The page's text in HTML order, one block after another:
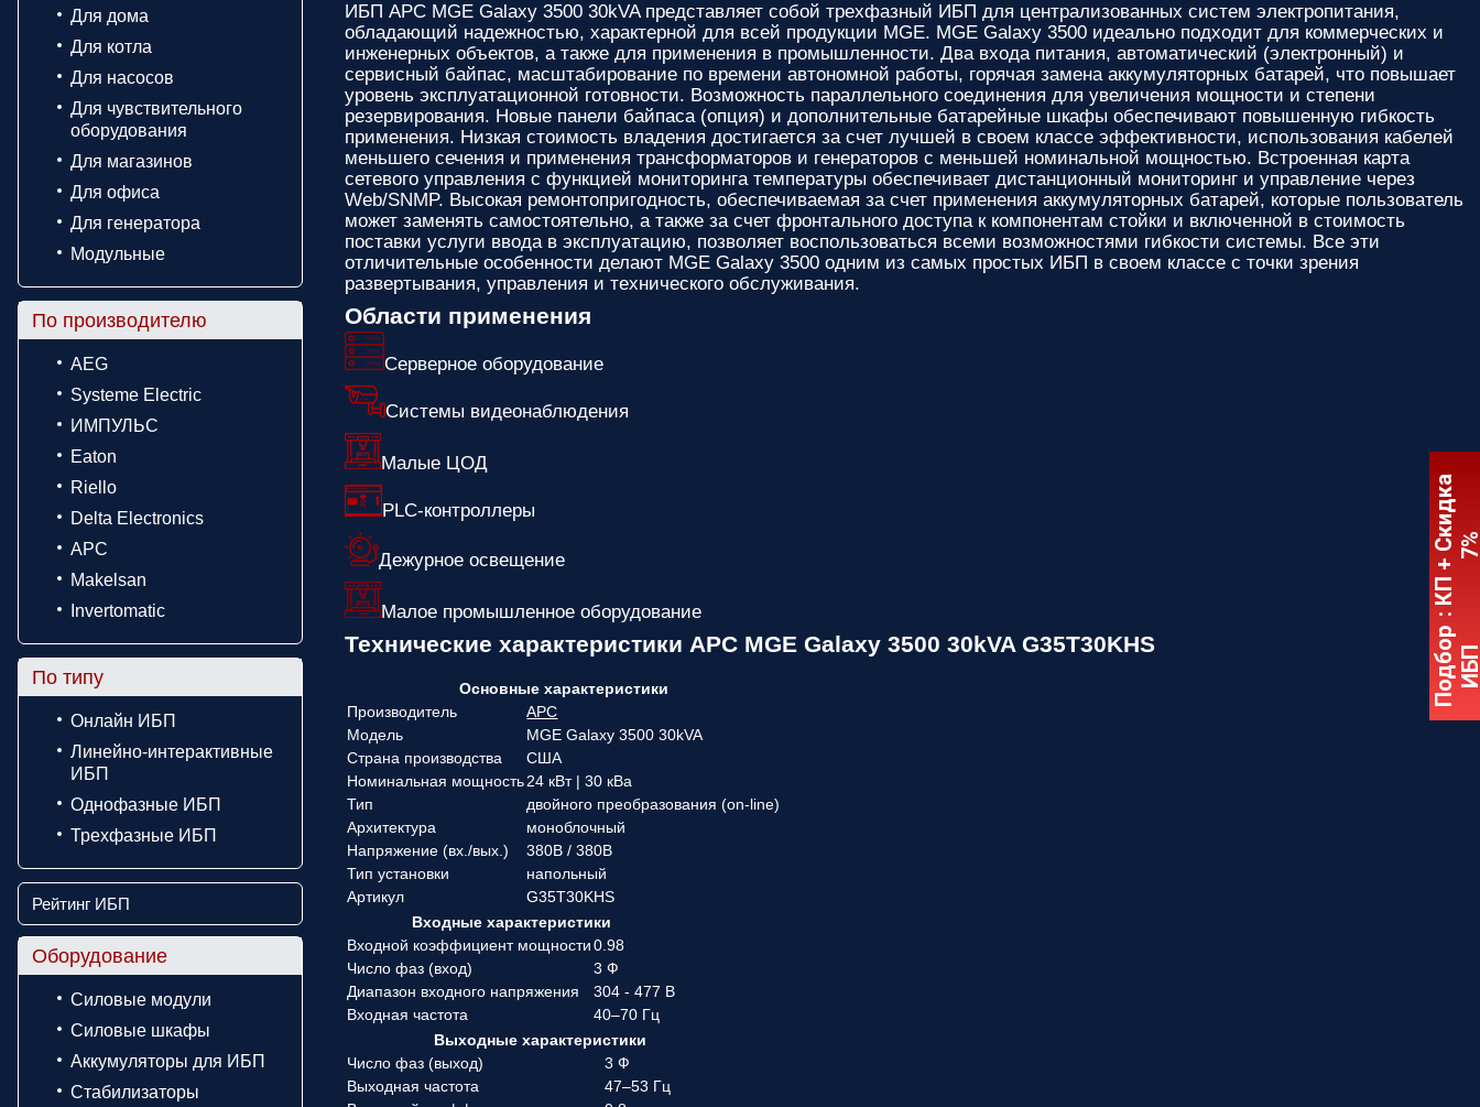
Для дома
Для котла
Для насосов
Для чувствительного
оборудования
Для магазинов
Для офиса
Для генератора
Модульные
По производителю
AEG
Systeme Electric
ИМПУЛЬС
Eaton
Riello
Delta Electronics
APC
Makelsan
Invertomatic
По типу
Онлайн ИБП
Линейно-интерактивные
ИБП
Однофазные ИБП
Трехфазные ИБП
Рейтинг ИБП
Оборудование
Силовые модули
Силовые шкафы
Аккумуляторы для ИБП
Стабилизаторы
ИБП APC MGE Galaxy 3500 30kVAпредставляет собой трехфазный ИБП для централизованных систем электропитания,
обладающий надежностью, характерной для всей продукции MGE. MGE Galaxy 3500 идеально подходит для коммерческих и
инженерных объектов, а также для применения в промышленности. Два входа питания, автоматический (электронный) и
сервисный байпас, масштабирование по времени автономной работы, горячая замена аккумуляторных батарей, что повышает
уровень эксплуатационной готовности. Возможность параллельного соединения для увеличения мощности и степени
резервирования. Новые панели байпаса (опция) и дополнительные батарейные шкафы обеспечивают повышенную гибкость
применения. Низкая стоимость владения достигается за счет лучшей в своем классе эффективности, использования кабелей
меньшего сечения и применения трансформаторов и генераторов с меньшей номинальной мощностью. Встроенная карта
сетевого управления с функцией мониторинга температуры обеспечивает дистанционный мониторинг и управление через
Web/SNMP. Высокая ремонтопригодность, обеспечиваемая за счет применения аккумуляторных батарей, которые пользователь
может заменять самостоятельно, а также за счет фронтального доступа к компонентам стойки и включенной в стоимость
поставки услуги ввода в эксплуатацию, позволяет воспользоваться всеми возможностями гибкости системы. Все эти
отличительные особенности делают MGE Galaxy 3500 одним из самых простых ИБП в своем классе с точки зрения
развертывания, управления и технического обслуживания.
Области применения
Серверное оборудование
Системы видеонаблюдения
Малые ЦОД
PLC-контроллеры
Дежурное освещение
Малое промышленное оборудование
Технические характеристики APC MGE Galaxy 3500 30kVA G35T30KHS
Основные характеристики
Производитель
APC
Модель
MGE Galaxy 3500 30kVA
Страна производства
США
Номинальная мощность24 кВт | 30 кВа
Тип
двойного преобразования (on-line)
Архитектура
моноблочный
Напряжение (вx./вых.)
380В / 380В
Тип установки
напольный
Артикул
G35T30KHS
Входные характеристики
Входной коэффициент мощности 0.98
Число фаз (вход)
3 Ф
Диапазон входного напряжения
304 - 477 В
Входная частота
40–70 Гц
Выходные характеристики
Число фаз (выход)
3 Ф
Выходная частота
47–53 Гц
Подбор
:
К
П
+
С
к
и
д
к
а
7